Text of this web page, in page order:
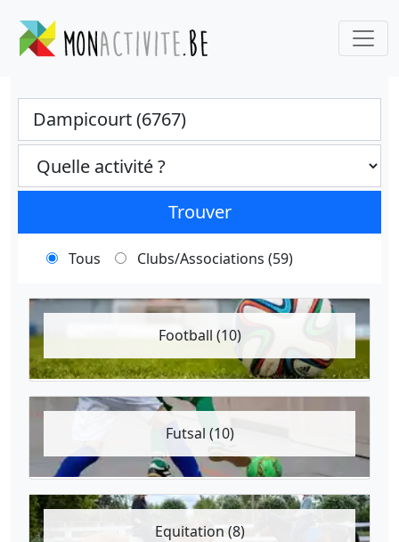
Trouver
Tous Clubs/Associations (59)
Football (10)
Futsal (10)
Equitation (8)